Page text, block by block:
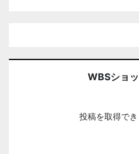
WBSショ
投稿を取得で